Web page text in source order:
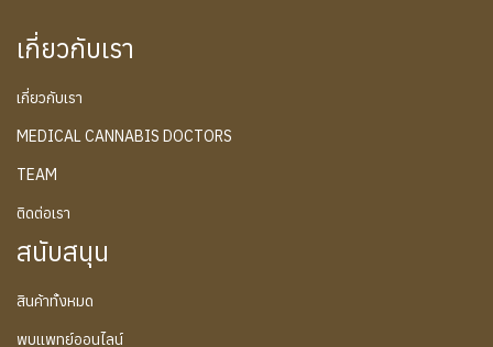
เกี่ยวกับเรา
เกี่ยวกับเรา
MEDICAL CANNABIS DOCTORS
TEAM
ติดต่อเรา
สนับสนุน
สินค้าทั้งหมด
พบแพทย์ออนไลน์